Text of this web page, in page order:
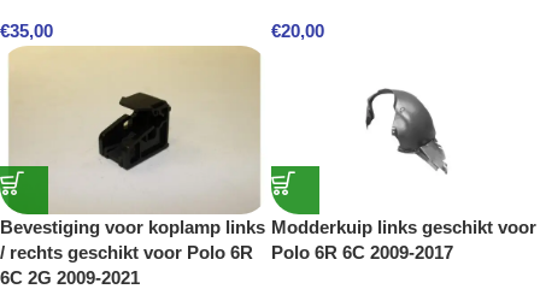
€35,00 €20,00
Bevestiging voor koplamp links
/ rechts geschikt voor Polo 6R
6C 2G 2009-2021
Modderkuip links geschikt voor
Polo 6R 6C 2009-2017